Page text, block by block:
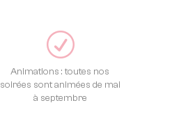
R
Animations : toutes nos
soirées sont animées de mai
à septembre